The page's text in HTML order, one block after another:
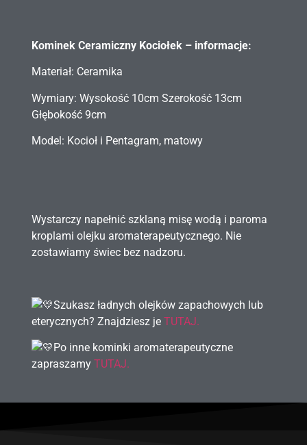
Kominek Ceramiczny Kociołek – informacje:
Materiał: Ceramika
Wymiary: Wysokość 10cm Szerokość 13cm
Głębokość 9cm
Model: Kocioł i Pentagram, matowy
Wystarczy napełnić szklaną misę wodą i paroma
kroplami olejku aromaterapeutycznego. Nie
zostawiamy świec bez nadzoru.
Szukasz ładnych olejków zapachowych lub
eterycznych? Znajdziesz je TUTAJ.
Po inne kominki aromaterapeutyczne
zapraszamy TUTAJ.